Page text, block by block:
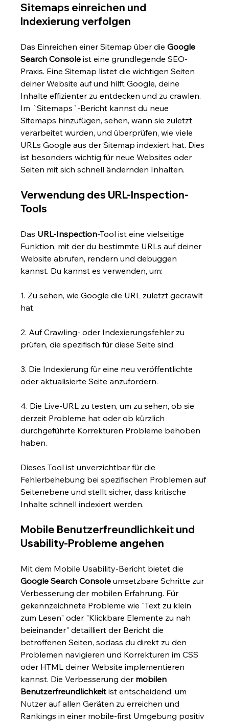
Sitemaps einreichen und
Indexierung verfolgen
Das Einreichen einer Sitemap über die Google
Search Console ist eine grundlegende SEO-
Praxis. Eine Sitemap listet die wichtigen Seiten
deiner Website auf und hilft Google, deine
Inhalte effizienter zu entdecken und zu crawlen.
Im `Sitemaps`-Bericht kannst du neue
Sitemaps hinzufügen, sehen, wann sie zuletzt
verarbeitet wurden, und überprüfen, wie viele
URLs Google aus der Sitemap indexiert hat. Dies
ist besonders wichtig für neue Websites oder
Seiten mit sich schnell ändernden Inhalten.
Verwendung des URL-Inspection-
Tools
Das URL-Inspection-Tool ist eine vielseitige
Funktion, mit der du bestimmte URLs auf deiner
Website abrufen, rendern und debuggen
kannst. Du kannst es verwenden, um:
1. Zu sehen, wie Google die URL zuletzt gecrawlt
hat.
2. Auf Crawling- oder Indexierungsfehler zu
prüfen, die spezifisch für diese Seite sind.
3. Die Indexierung für eine neu veröffentlichte
oder aktualisierte Seite anzufordern.
4. Die Live-URL zu testen, um zu sehen, ob sie
derzeit Probleme hat oder ob kürzlich
durchgeführte Korrekturen Probleme behoben
haben.
Dieses Tool ist unverzichtbar für die
Fehlerbehebung bei spezifischen Problemen auf
Seitenebene und stellt sicher, dass kritische
Inhalte schnell indexiert werden.
Mobile Benutzerfreundlichkeit und
Usability-Probleme angehen
Mit dem Mobile Usability-Bericht bietet die
Google Search Console umsetzbare Schritte zur
Verbesserung der mobilen Erfahrung. Für
gekennzeichnete Probleme wie "Text zu klein
zum Lesen" oder "Klickbare Elemente zu nah
beieinander" detailliert der Bericht die
betroffenen Seiten, sodass du direkt zu den
Problemen navigieren und Korrekturen im CSS
oder HTML deiner Website implementieren
kannst. Die Verbesserung der mobilen
Benutzerfreundlichkeit ist entscheidend, um
Nutzer auf allen Geräten zu erreichen und
Rankings in einer mobile-first Umgebung positiv